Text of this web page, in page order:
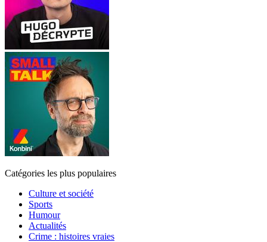
Catégories les plus populaires
Culture et société
Sports
Humour
Actualités
Crime : histoires vraies